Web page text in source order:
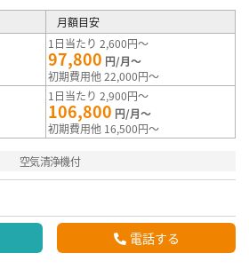
月額目安
1日当たり 2,600円～
97,800 円/月～
初期費用他 22,000円～
1日当たり 2,900円～
106,800 円/月～
初期費用他 16,500円～
空気清浄機付
電話する